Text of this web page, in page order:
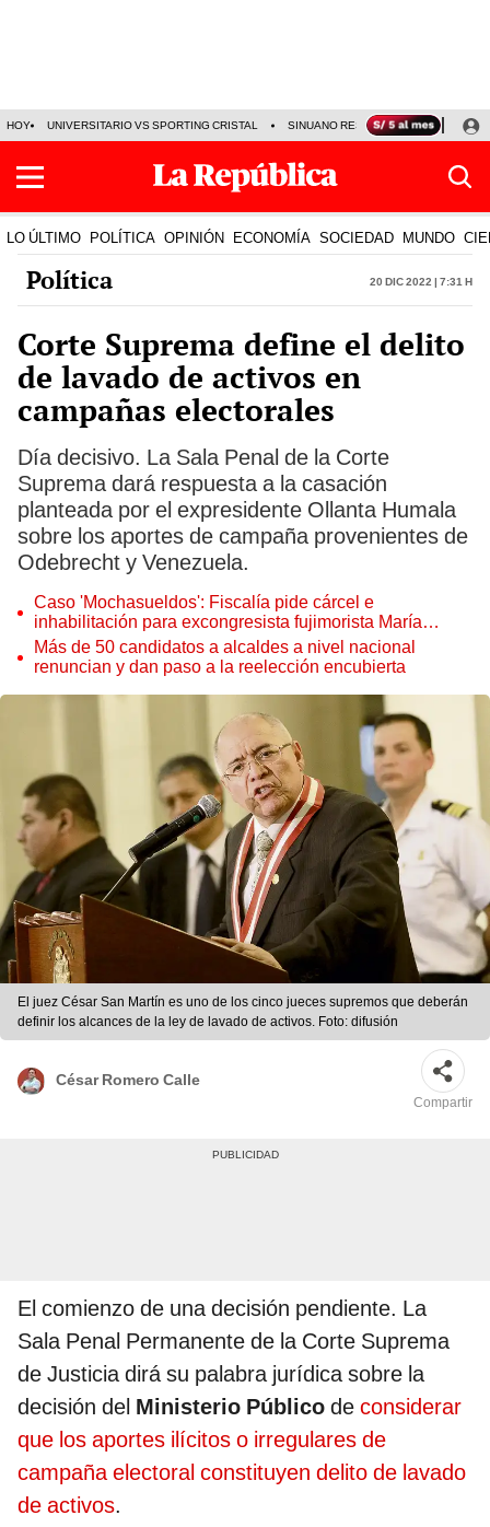
HOY UNIVERSITARIO VS SPORTING CRISTAL SINUANO RESULTADOS HOY
LO ÚLTIMO POLÍTICA OPINIÓN ECONOMÍA SOCIEDAD MUNDO
Política 20 Dic 2022 | 7:31 h
Corte Suprema define el delito
de lavado de activos en
campañas electorales
Día decisivo. La Sala Penal de la Corte
Suprema dará respuesta a la casación
planteada por el expresidente Ollanta Humala
sobre los aportes de campaña provenientes de
Odebrecht y Venezuela.
Caso 'Mochasueldos': Fiscalía pide cárcel e
inhabilitación para excongresista fujimorista María
Cordero Jon Tay
Más de 50 candidatos a alcaldes a nivel nacional
renuncian y dan paso a la reelección encubierta
El juez César San Martín es uno de los cinco jueces supremos que deberán
definir los alcances de la ley de lavado de activos. Foto: difusión
César Romero Calle
Compartir
El comienzo de una decisión pendiente. La
Sala Penal Permanente de la Corte Suprema
de Justicia dirá su palabra jurídica sobre la
decisión del Ministerio Público de considerar
que los aportes ilícitos o irregulares de
campaña electoral constituyen delito de lavado
de activos.